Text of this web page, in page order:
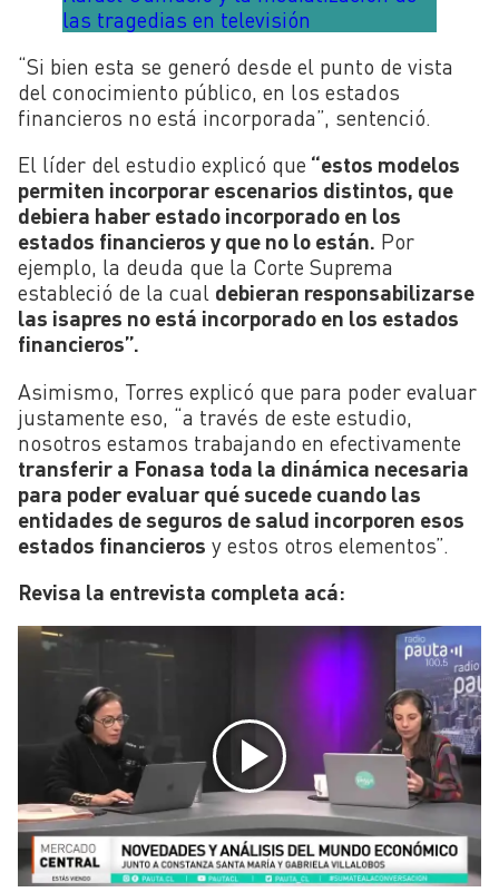
las tragedias en televisión
“Si bien esta se generó desde el punto de vista
del conocimiento público, en los estados
financieros no está incorporada”, sentenció.
El líder del estudio explicó que “estos modelos
permiten incorporar escenarios distintos, que
debiera haber estado incorporado en los
estados financieros y que no lo están. Por
ejemplo, la deuda que la Corte Suprema
estableció de la cual debieran responsabilizarse
las isapres no está incorporado en los estados
financieros”.
Asimismo, Torres explicó que para poder evaluar
justamente eso, “a través de este estudio,
nosotros estamos trabajando en efectivamente
transferir a Fonasa toda la dinámica necesaria
para poder evaluar qué sucede cuando las
entidades de seguros de salud incorporen esos
estados financieros y estos otros elementos”.
Revisa la entrevista completa acá: